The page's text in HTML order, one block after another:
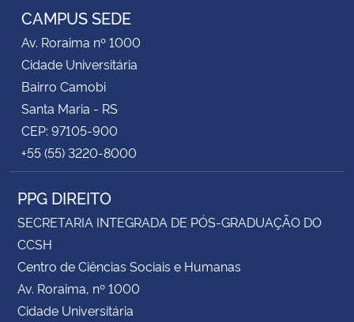
CAMPUS SEDE
Av. Roraima nº 1000
Cidade Universitária
Bairro Camobi
Santa Maria - RS
CEP: 97105-900
+55 (55) 3220-8000
PPG DIREITO
SECRETARIA INTEGRADA DE PÓS-GRADUAÇÃO DO
CCSH
Centro de Ciências Sociais e Humanas
Av. Roraima, nº 1000
Cidade Universitária